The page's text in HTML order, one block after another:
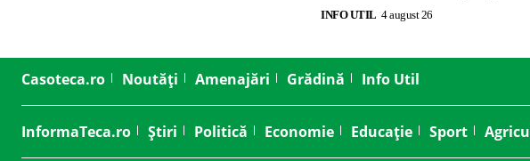
INFO UTIL 4 august 26
Casoteca.ro Noutăți Amenajări Grădină Info Util
InformaTeca.ro Știri Politică Economie Educație Sport